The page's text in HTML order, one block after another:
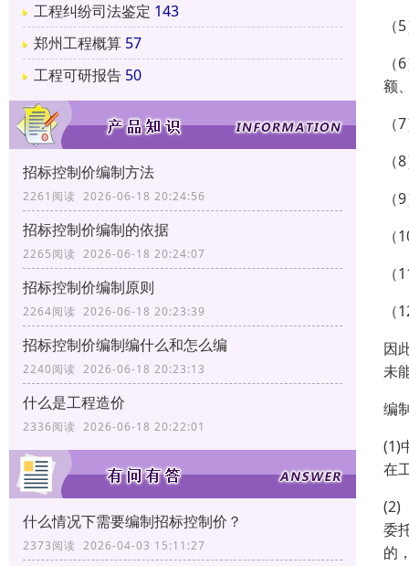
工程纠纷司法鉴定 143
郑州工程概算 57
工程可研报告 50
招标控制价编制方法
2261阅读 2026-06-18 20:24:56
招标控制价编制的依据
2265阅读 2026-06-18 20:24:07
招标控制价编制原则
2264阅读 2026-06-18 20:23:39
招标控制价编制编什么和怎么编
2240阅读 2026-06-18 20:23:13
什么是工程造价
2336阅读 2026-06-18 20:22:01
什么情况下需要编制招标控制价？
2373阅读 2026-04-03 15:11:27
额
因
未
编
(1)
在
(2)
委
的